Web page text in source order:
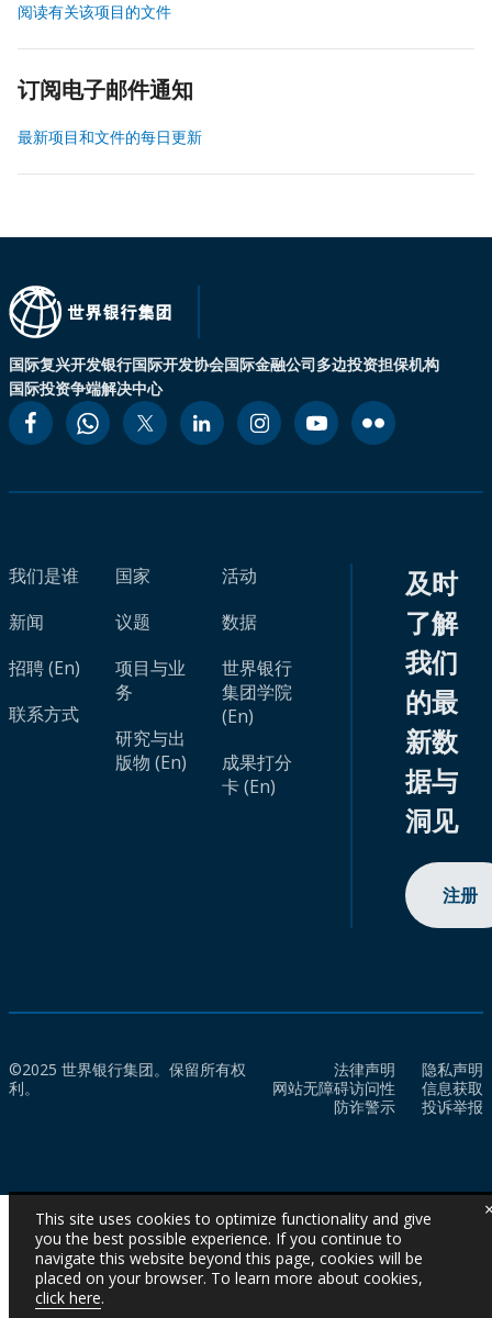
阅读有关该项目的文件
订阅电子邮件通知
最新项目和文件的每日更新
国际复兴开发银行国际开发协会国际金融公司多边投资担保机构
国际投资争端解决中心
我们是谁
新闻
招聘 (En)
联系方式
国家
议题
项目与业
务
研究与出
版物 (En)
活动
数据
世界银行
集团学院
(En)
成果打分
卡 (En)
及时
了解
我们
的最
新数
据与
洞见
注册
©2025 世界银行集团。保留所有权
利。
法律声明
隐私声明
网站无障碍访问性
信息获取
防诈警示
投诉举报
This site uses cookies to optimize functionality and give
you the best possible experience. If you continue to
navigate this website beyond this page, cookies will be
placed on your browser. To learn more about cookies,
click here.